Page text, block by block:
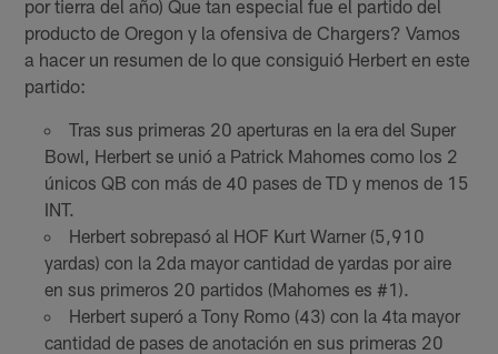
por tierra del año) Que tan especial fue el partido del
producto de Oregon y la ofensiva de Chargers? Vamos
a hacer un resumen de lo que consiguió Herbert en este
partido:
Tras sus primeras 20 aperturas en la era del Super
Bowl, Herbert se unió a Patrick Mahomes como los 2
únicos QB con más de 40 pases de TD y menos de 15
INT.
Herbert sobrepasó al HOF Kurt Warner (5,910
yardas) con la 2da mayor cantidad de yardas por aire
en sus primeros 20 partidos (Mahomes es #1).
Herbert superó a Tony Romo (43) con la 4ta mayor
cantidad de pases de anotación en sus primeras 20